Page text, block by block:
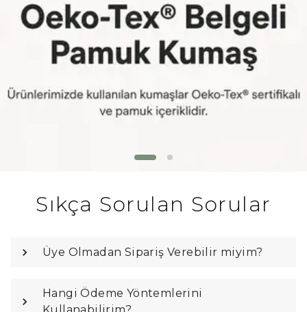
Sıkça Sorulan Sorular
Üye Olmadan Sipariş Verebilir miyim?
Hangi Ödeme Yöntemlerini